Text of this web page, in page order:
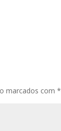
marcados com*